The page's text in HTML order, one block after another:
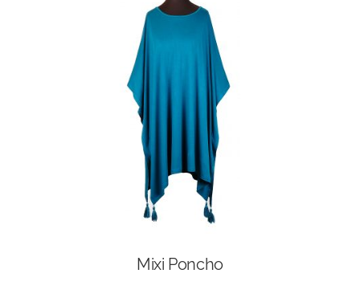
Mixi Poncho